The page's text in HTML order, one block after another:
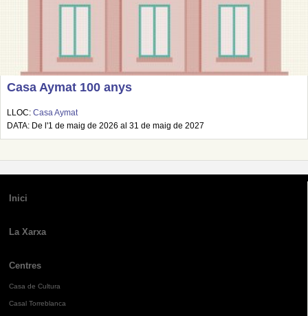
Casa Aymat 100 anys
LLOC: Casa Aymat
DATA: De l'1 de maig de 2026 al 31 de maig de 2027
Inici
La Xarxa
Centres
Casa de Cultura
Casal Torreblanca